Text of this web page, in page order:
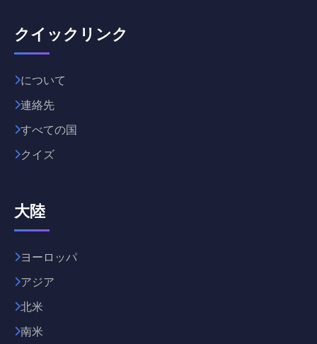
クイックリンク
について
連絡先
すべての国
クイズ
大陸
ヨーロッパ
アジア
北米
南米